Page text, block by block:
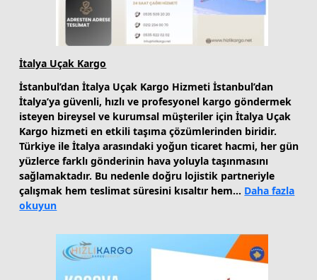
İtalya Uçak Kargo
İstanbul’dan İtalya Uçak Kargo Hizmeti İstanbul’dan
İtalya’ya güvenli, hızlı ve profesyonel kargo göndermek
isteyen bireysel ve kurumsal müşteriler için İtalya Uçak
Kargo hizmeti en etkili taşıma çözümlerinden biridir.
Türkiye ile İtalya arasındaki yoğun ticaret hacmi, her gün
yüzlerce farklı gönderinin hava yoluyla taşınmasını
sağlamaktadır. Bu nedenle doğru lojistik partneriyle
çalışmak hem teslimat süresini kısaltır hem… Daha fazla
okuyun:
Uçak
Kargo